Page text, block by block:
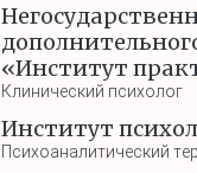
«Институт
Клинический психолог
Институт
Психоаналитический